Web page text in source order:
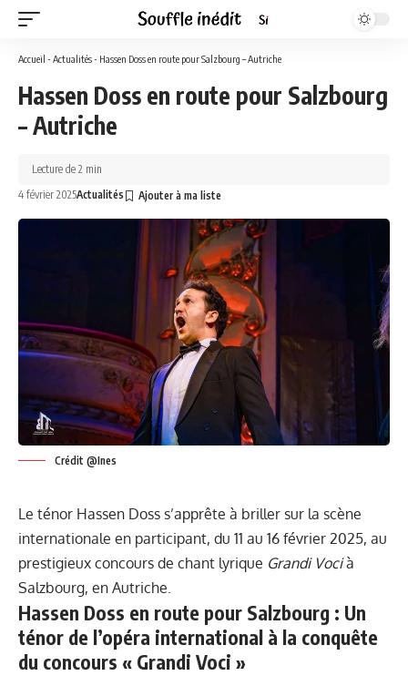
Accueil - Actualités- Hassen Doss en route pour Salzbourg – Autriche
Hassen Doss en route pour Salzbourg
– Autriche
4 février 2025Actualités
Lecture de 2 min
Crédit @Ines
Le ténor Hassen Doss s’apprête à briller sur la scène
internationale en participant, du 11 au 16 février 2025, au
prestigieux concours de chant lyrique Grandi Vocià
Salzbourg, en Autriche.
Hassen Doss en route pour Salzbourg : Un
ténor de l’opéra international à la conquête
du concours « Grandi Voci »